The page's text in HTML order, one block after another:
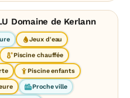
Domaine de Kerlann
Jeux d'eau
Piscine chauffée
Piscine enfants
Proche ville